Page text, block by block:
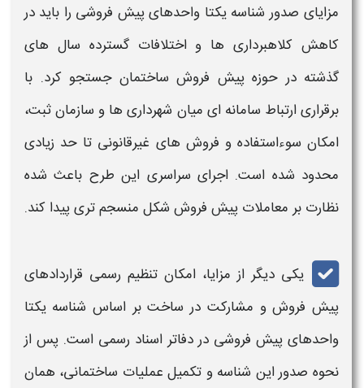
مزایای صدور شناسه یکتا واحدهای پیش فروشی را باید در
کاهش کلاهبرداری ها و اختلافات گسترده سال های
گذشته در حوزه پیش فروش ساختمان جستجو کرد. با
برقراری ارتباط سامانه ای میان شهرداری ها و سازمان ثبت،
امکان سوءاستفاده و فروش های غیرقانونی تا حد زیادی
محدود شده است. اجرای سراسری این طرح باعث شده
نظارت بر معاملات پیش فروش شکل منسجم تری پیدا کند.
یکی دیگر از مزایا، امکان تنظیم رسمی قراردادهای
پیش فروش و مشارکت در ساخت بر اساس شناسه یکتا
واحدهای پیش فروشی در دفاتر اسناد رسمی است. پس از
نحوه صدوراین شناسه و تکمیل عملیات ساختمانی، همان